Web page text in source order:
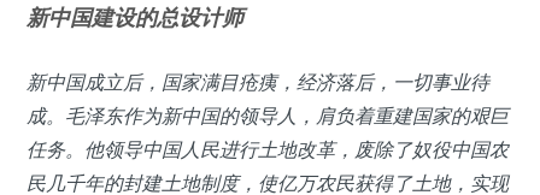
新中国建设的总设计师
新中国成立后，国家满目疮痍，经济落后，一切事业待
成。毛泽东作为新中国的领导人，肩负着重建国家的艰巨
任务。他领导中国人民进行土地改革，废除了奴役中国农
民几千年的封建土地制度，使亿万农民获得了土地，实现